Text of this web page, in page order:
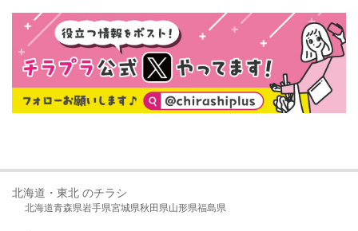
北海道・東北 のチラシ
北海道青森県岩手県宮城県秋田県山形県福島県